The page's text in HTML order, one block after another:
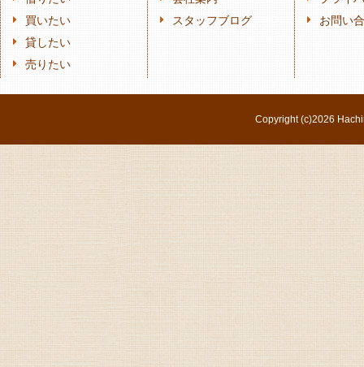
買いたい
貸したい
売りたい
スタッフブログ
お問い
Copyright (c)2026